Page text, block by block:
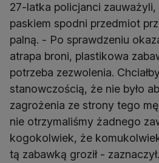
27-latka policjanci zauważyli,
paskiem spodni przedmiot
palną. - Po sprawdzeniu
atrapa broni, plastikowa
potrzeba zezwolenia.
stanowczością, że nie było
zagrożenia ze strony tego
nie otrzymaliśmy żadnego
kogokolwiek, że
tą zabawką groził - zaznaczył.